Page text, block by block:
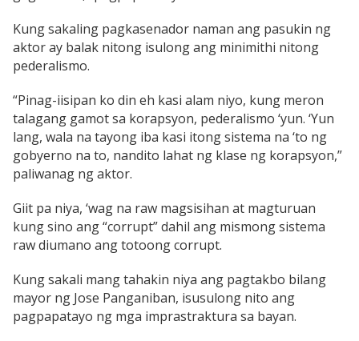
Kung sakaling pagkasenador naman ang pasukin ng
aktor ay balak nitong isulong ang minimithi nitong
pederalismo.
“Pinag-iisipan ko din eh kasi alam niyo, kung meron
talagang gamot sa korapsyon, pederalismo ‘yun. ‘Yun
lang, wala na tayong iba kasi itong sistema na ‘to ng
gobyerno na to, nandito lahat ng klase ng korapsyon,”
paliwanag ng aktor.
Giit pa niya, ‘wag na raw magsisihan at magturuan
kung sino ang “corrupt” dahil ang mismong sistema
raw diumano ang totoong corrupt.
Kung sakali mang tahakin niya ang pagtakbo bilang
mayor ng Jose Panganiban, isusulong nito ang
pagpapatayo ng mga imprastraktura sa bayan.